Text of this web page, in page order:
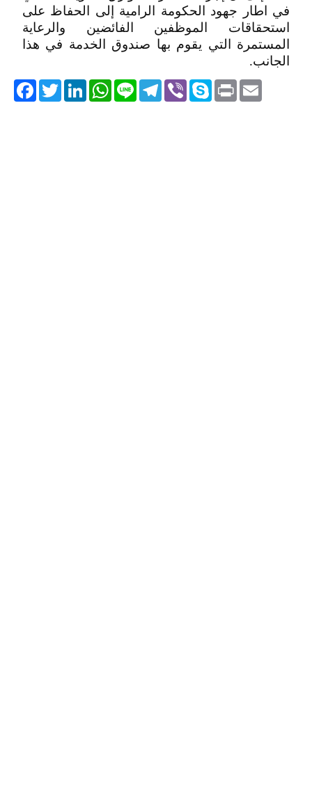
في اطار جهود الحكومة الرامية إلى الحفاظ على
استحقاقات الموظفين الفائضين والرعاية
المستمرة التي يقوم بها صندوق الخدمة في هذا
الجانب.
TwitterLinkedIn
WhatsApp Line
Telegram ViberSkype PrintEmail